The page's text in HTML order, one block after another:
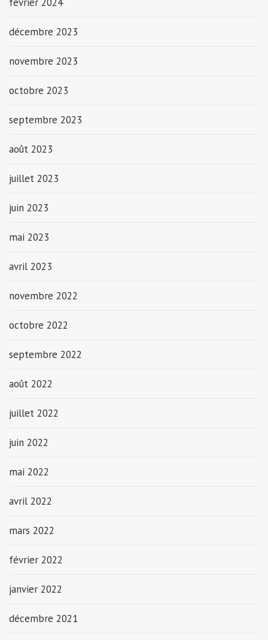
décembre 2023
novembre 2023
octobre 2023
septembre 2023
août 2023
juillet 2023
juin 2023
mai 2023
avril 2023
novembre 2022
octobre 2022
septembre 2022
août 2022
juillet 2022
juin 2022
mai 2022
avril 2022
mars 2022
février 2022
janvier 2022
décembre 2021